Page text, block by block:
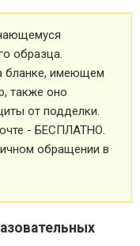
образца.
бланке, имеющем
также оно
от подделки.
- БЕСПЛАТНО.
обращении в